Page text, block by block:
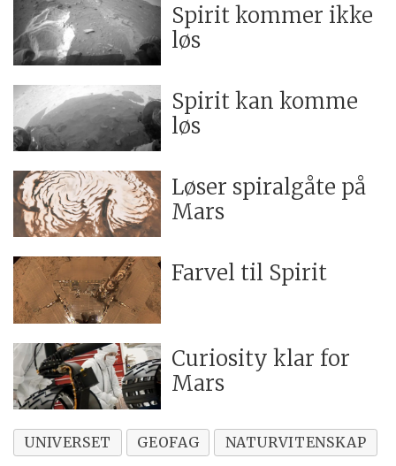
Spirit kommer ikke
løs
Spirit kan komme
løs
Løser spiralgåte på
Mars
Farvel til Spirit
Curiosity klar for
Mars
UNIVERSET GEOFAG NATURVITENSKAP